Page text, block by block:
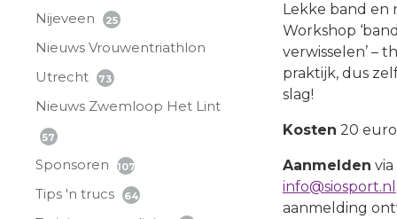
Nijeveen
25
Nieuws Vrouwentriathlon
Utrecht
73
Nieuws Zwemloop Het Lint
57
Sponsoren 107
Tips 'n trucs 64
Lekke band en
Workshop
verwisselen’ –
praktijk, dus
slag!
Kosten 20 euro
Aanmelden via
info@siosport.nl
aanmelding